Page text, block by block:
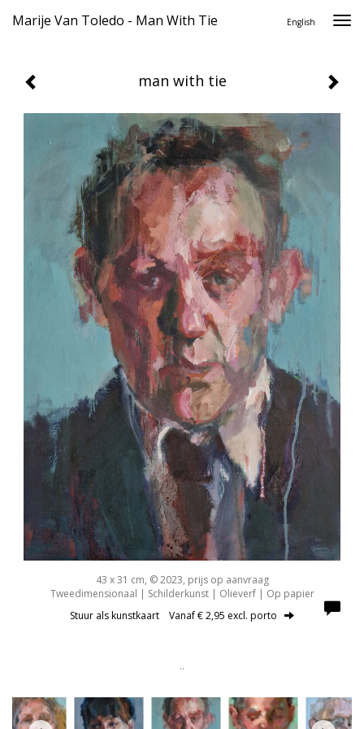
Marije Van Toledo - Man With Tie English
man with tie
43 x 31 cm, © 2023, prijs op aanvraag
Tweedimensionaal | Schilderkunst | Olieverf | Op papier
Stuur als kunstkaart Vanaf € 2,95 excl. porto
..